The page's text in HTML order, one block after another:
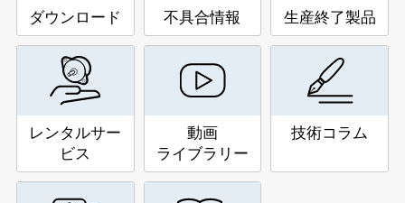
ダウンロード 不具合情報 生産終了製品
レンタルサー
ビス
動画
ライブラリー
技術コラム